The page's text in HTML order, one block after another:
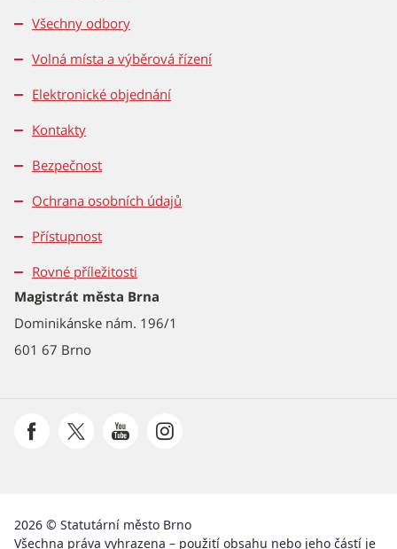
Všechny odbory
Volná místa a výběrová řízení
Elektronické objednání
Kontakty
Bezpečnost
Ochrana osobních údajů
Přístupnost
Rovné příležitosti
Magistrát města Brna
Dominikánske nám. 196/1
601 67 Brno
2026 © Statutární město Brno
Všechna práva vyhrazena – použití obsahu nebo jeho částí je